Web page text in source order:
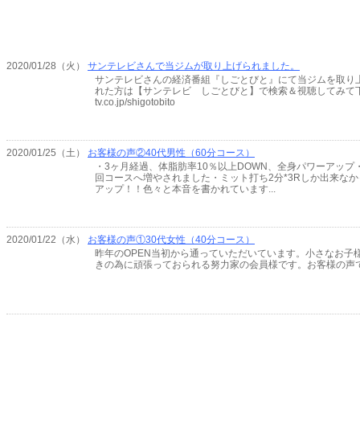
2020/01/28（火）
サンテレビさんで当ジムが取り上げられました。
サンテレビさんの経済番組『しごとびと』にて当ジムを取り
れた方は【サンテレビ しごとびと】で検索＆視聴してみ
tv.co.jp/shigotobito
2020/01/25（土）
お客様の声②40代男性（60分コース）
・3ヶ月経過、体脂肪率10％以上DOWN、全身パワーアッ
回コースへ増やされました・ミット打ち2分*3Rしか出来
アップ！！色々と本音を書かれています...
2020/01/22（水）
お客様の声①30代女性（40分コース）
昨年のOPEN当初から通っていただいています。小さなお子
きの為に頑張っておられる努力家の会員様です。お客様の声